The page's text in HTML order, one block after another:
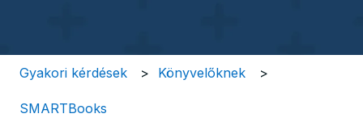
Gyakori kérdések Könyvelőknek
SMARTBooks